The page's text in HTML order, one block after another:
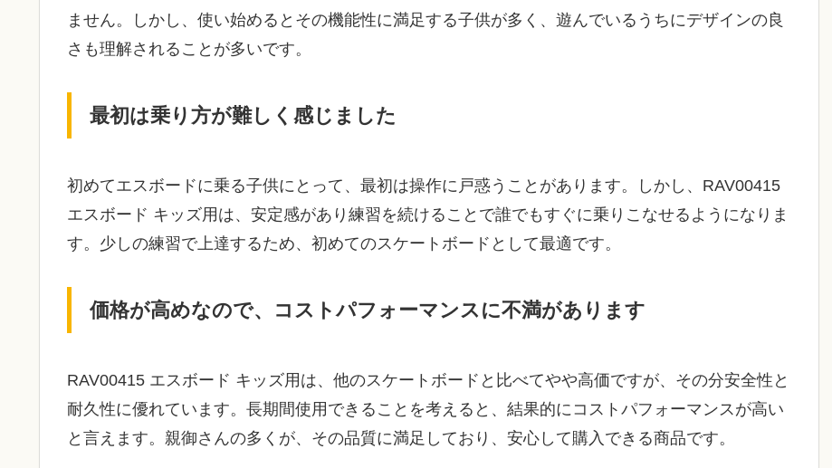
ません。しかし、使い始めるとその機能性に満足する子供が多く、遊んでいるうちにデザインの良
さも理解されることが多いです。
最初は乗り方が難しく感じました
初めてエスボードに乗る子供にとって、最初は操作に戸惑うことがあります。しかし、RAV00415
エスボード キッズ用は、安定感があり練習を続けることで誰でもすぐに乗りこなせるようになりま
す。少しの練習で上達するため、初めてのスケートボードとして最適です。
価格が高めなので、コストパフォーマンスに不満があります
RAV00415 エスボード キッズ用は、他のスケートボードと比べてやや高価ですが、その分安全性と
耐久性に優れています。長期間使用できることを考えると、結果的にコストパフォーマンスが高い
と言えます。親御さんの多くが、その品質に満足しており、安心して購入できる商品です。